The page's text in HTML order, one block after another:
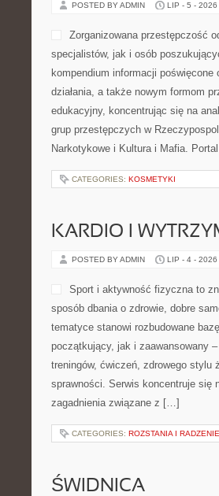
POSTED BY ADMIN LIP - 5 - 2026
Zorganizowana przestępczość
specjalistów, jak i osób
kompendium informacji
działania, a także nowym formom
edukacyjny, koncentrując się na
grup przestępczych w
Narkotykowe i Kultura i Mafia.
CATEGORIES: KOSMETYKI
KARDIO I
POSTED BY ADMIN LIP - 4 - 2026
Sport i aktywność fizyczna to
sposób dbania o zdrowie, dobre
tematyce stanowi rozbudowane
początkujący, jak i zaawansowany
treningów, ćwiczeń, zdrowego stylu
sprawności. Serwis koncentruje się
zagadnienia związane z […]
CATEGORIES: ROZSTANIA I
ŚWIDNICA